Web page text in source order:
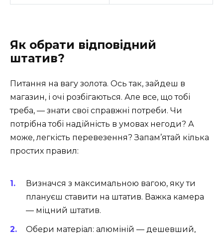
Як обрати відповідний
штатив?
Питання на вагу золота. Ось так, зайдеш в
магазин, і очі розбігаються. Але все, що тобі
треба, — знати свої справжні потреби. Чи
потрібна тобі надійність в умовах негоди? А
може, легкість перевезення? Запам’ятай кілька
простих правил:
Визначся з максимальною вагою, яку ти
плануєш ставити на штатив. Важка камера
— міцний штатив.
Обери матеріал: алюміній — дешевший,